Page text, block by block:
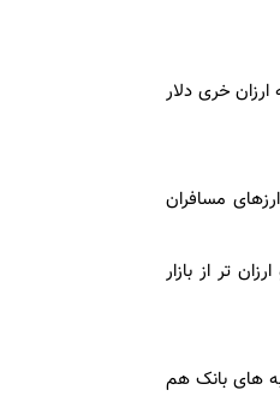
خری دلار
مسافران
تر از بازار
های بانک هم